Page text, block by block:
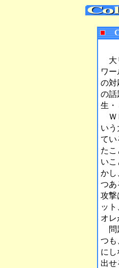
大
ワ
の対
の話
生・
Ｗ
い
てい
た
い
かし
つあ
攻撃
ッ
オ
問
つも
に
出